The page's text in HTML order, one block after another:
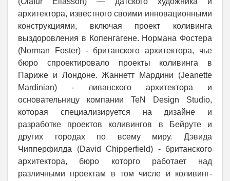
архитектора, известного своими инновационными
конструкциями, включая проект коливинга
выздоровления в Копенгагене. Нормана Фостера
(Norman Foster) - британского архитектора, чье
бюро спроектировало проекты коливинга в
Париже и Лондоне. Жаннетт Мардини (Jeanette
Mardinian) - ливанского архитектора и
основательницу компании TeN Design Studio,
которая специализируется на дизайне и
разработке проектов коливингов в Бейруте и
других городах по всему миру. Дэвида
Чипперфилда (David Chipperfield) - британского
архитектора, бюро которго работает над
различными проектам в том числе и коливинг-